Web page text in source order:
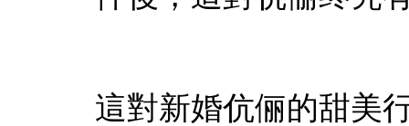
這對新婚伉俪的甜美